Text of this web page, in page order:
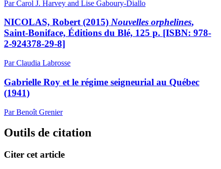
Par Carol J. Harvey and Lise Gaboury-Diallo
NICOLAS, Robert (2015) Nouvelles orphelines,
Saint-Boniface, Éditions du Blé, 125 p. [ISBN: 978-
2-924378-29-8]
Par Claudia Labrosse
Gabrielle Roy et le régime seigneurial au Québec
(1941)
Par Benoît Grenier
Outils de citation
Citer cet article